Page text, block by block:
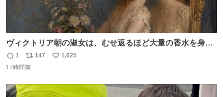
ヴィクトリア朝の淑女は、むせ返るほど大量の香水を身に
つけるものではないとされていた。それでも香水は、髪や
肌の手入れと同じくらい、ヴィクトリア朝の女性達の美容
が知る香水よりも単純な組成で、その大部分は薔薇、菫、
返
信
1
リ
ポ
ト
147
い
数
1,625
17時間前